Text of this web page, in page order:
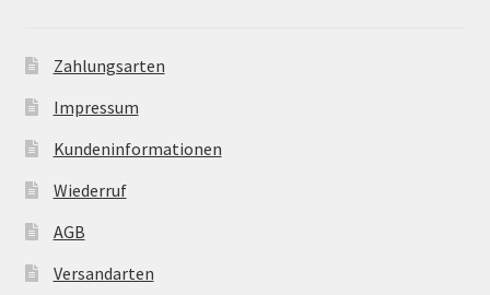
Zahlungsarten
Impressum
Kundeninformationen
Wiederruf
AGB
Versandarten